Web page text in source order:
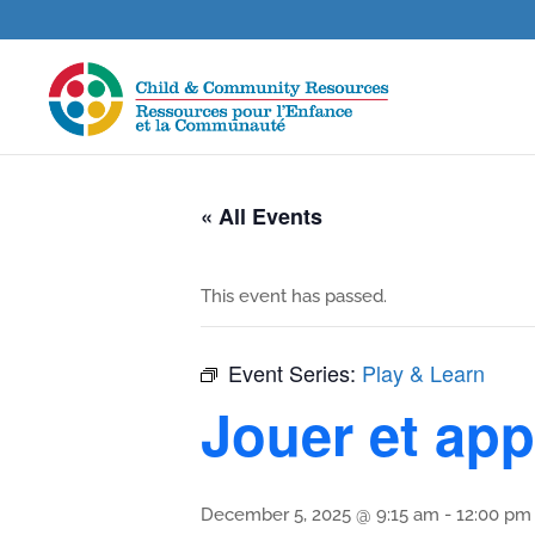
« All Events
This event has passed.
Event Series: Play & Learn
Jouer et
December 5, 2025 @ 9:15 am - 12:00 pm